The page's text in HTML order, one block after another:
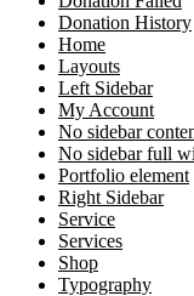
Donation History
Home
Layouts
Left Sidebar
My Account
No sidebar
No sidebar full
Portfolio element
Right Sidebar
Service
Services
Shop
Typography